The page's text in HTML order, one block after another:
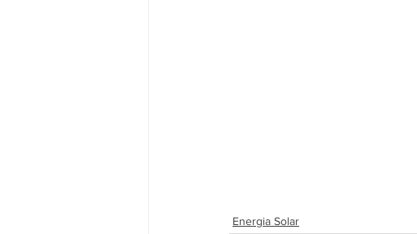
Energia Solar